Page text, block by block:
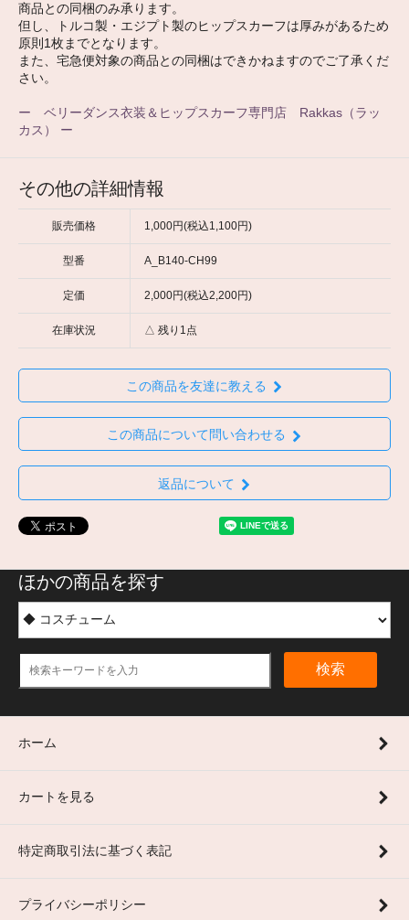
商品との同梱のみ承ります。
但し、トルコ製・エジプト製のヒップスカーフは厚みがあるため
原則1枚までとなります。
また、宅急便対象の商品との同梱はできかねますのでご了承くだ
さい。
ー ベリーダンス衣装＆ヒップスカーフ専門店 Rakkas（ラッ
カス） ー
その他の詳細情報
販売価格 1,000円(税込1,100円)
型番 A_B140-CH99
定価 2,000円(税込2,200円)
在庫状況 △ 残り1点
この商品を友達に教える
この商品について問い合わせる
返品について
ほかの商品を探す
検索
ホーム
カートを見る
特定商取引法に基づく表記
プライバシーポリシー